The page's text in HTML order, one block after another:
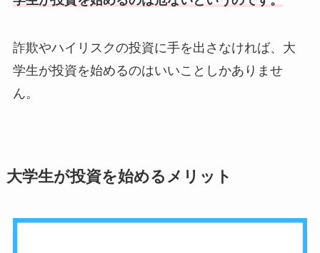
詐欺やハイリスクの投資に手を出さなければ、大
学生が投資を始めるのはいいことしかありませ
ん。
大学生が投資を始めるメリット